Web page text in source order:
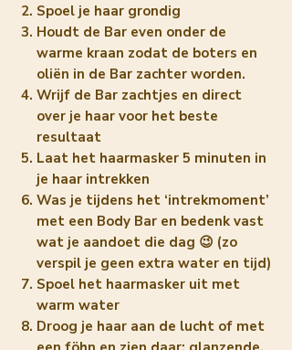
Spoel je haar grondig
Houdt de Bar even onder de
warme kraan zodat de boters en
oliën in de Bar zachter worden.
Wrijf de Bar zachtjes en direct
over je haar voor het beste
resultaat
Laat het haarmasker 5 minuten in
je haar intrekken
Was je tijdens het ‘intrekmoment’
met een Body Bar en bedenk vast
wat je aandoet die dag 😉 (zo
verspil je geen extra water en tijd)
Spoel het haarmasker uit met
warm water
Droog je haar aan de lucht of met